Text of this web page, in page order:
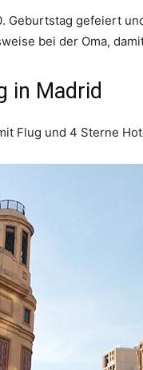
Geburtstag gefeiert
bei der Oma,
in Madrid
Flug und 4 Sterne